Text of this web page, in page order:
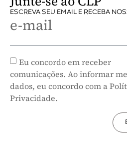
ESCREVA SEU EMAIL E RECEBA
e-mail
Eu concordo em receber
comunicações. Ao informar
dados, eu concordo com a
Privacidade.